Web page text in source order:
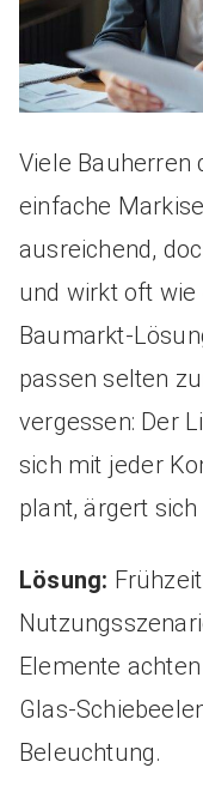
Viele Bauherren
einfache
ausreichend,
und wirkt oft
Baumarkt-
passen selten
vergessen: Der
sich mit jeder
plant, ärgert
Lösung:
Elemente
Glas-
Beleuchtung.